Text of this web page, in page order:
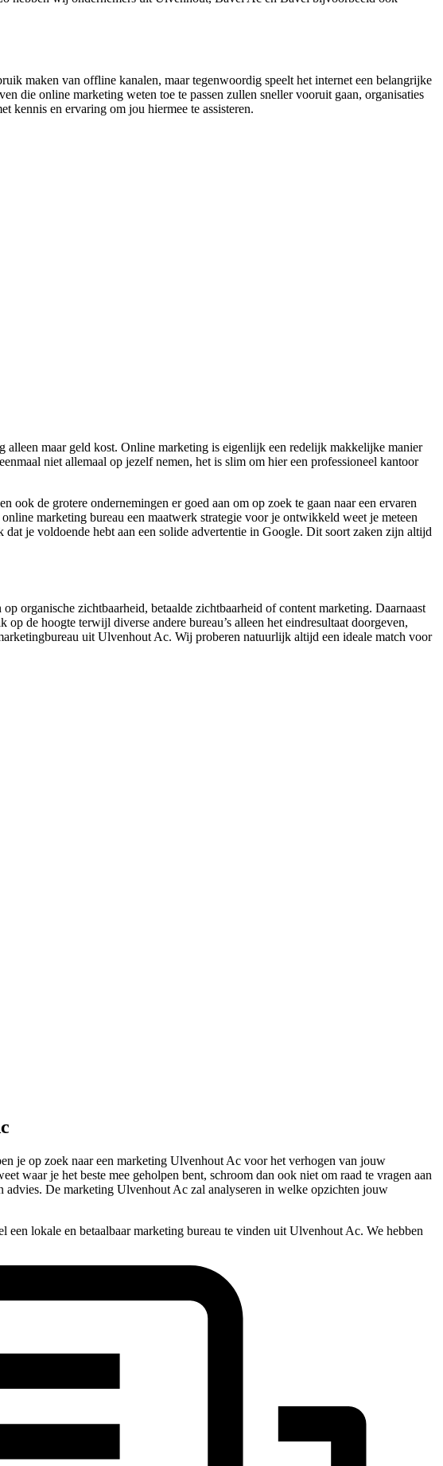
maken van offline kanalen, maar tegenwoordig speelt het internet een belangrijke
die online marketing weten toe te passen zullen sneller vooruit gaan, organisaties
kennis en ervaring om jou hiermee te assisteren.
alleen maar geld kost. Online marketing is eigenlijk een redelijk makkelijke manier
niet allemaal op jezelf nemen, het is slim om hier een professioneel kantoor
de grotere ondernemingen er goed aan om op zoek te gaan naar een ervaren
marketing bureau een maatwerk strategie voor je ontwikkeld weet je meteen
je voldoende hebt aan een solide advertentie in Google. Dit soort zaken zijn altijd
organische zichtbaarheid, betaalde zichtbaarheid of content marketing. Daarnaast
de hoogte terwijl diverse andere bureau’s alleen het eindresultaat doorgeven,
uit Ulvenhout Ac. Wij proberen natuurlijk altijd een ideale match voor
je op zoek naar een marketing Ulvenhout Ac voor het verhogen van jouw
waar je het beste mee geholpen bent, schroom dan ook niet om raad te vragen aan
De marketing Ulvenhout Ac zal analyseren in welke opzichten jouw
een lokale en betaalbaar marketing bureau te vinden uit Ulvenhout Ac. We hebben